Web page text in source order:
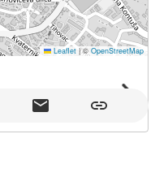
Leaflet |© OpenStreetMap